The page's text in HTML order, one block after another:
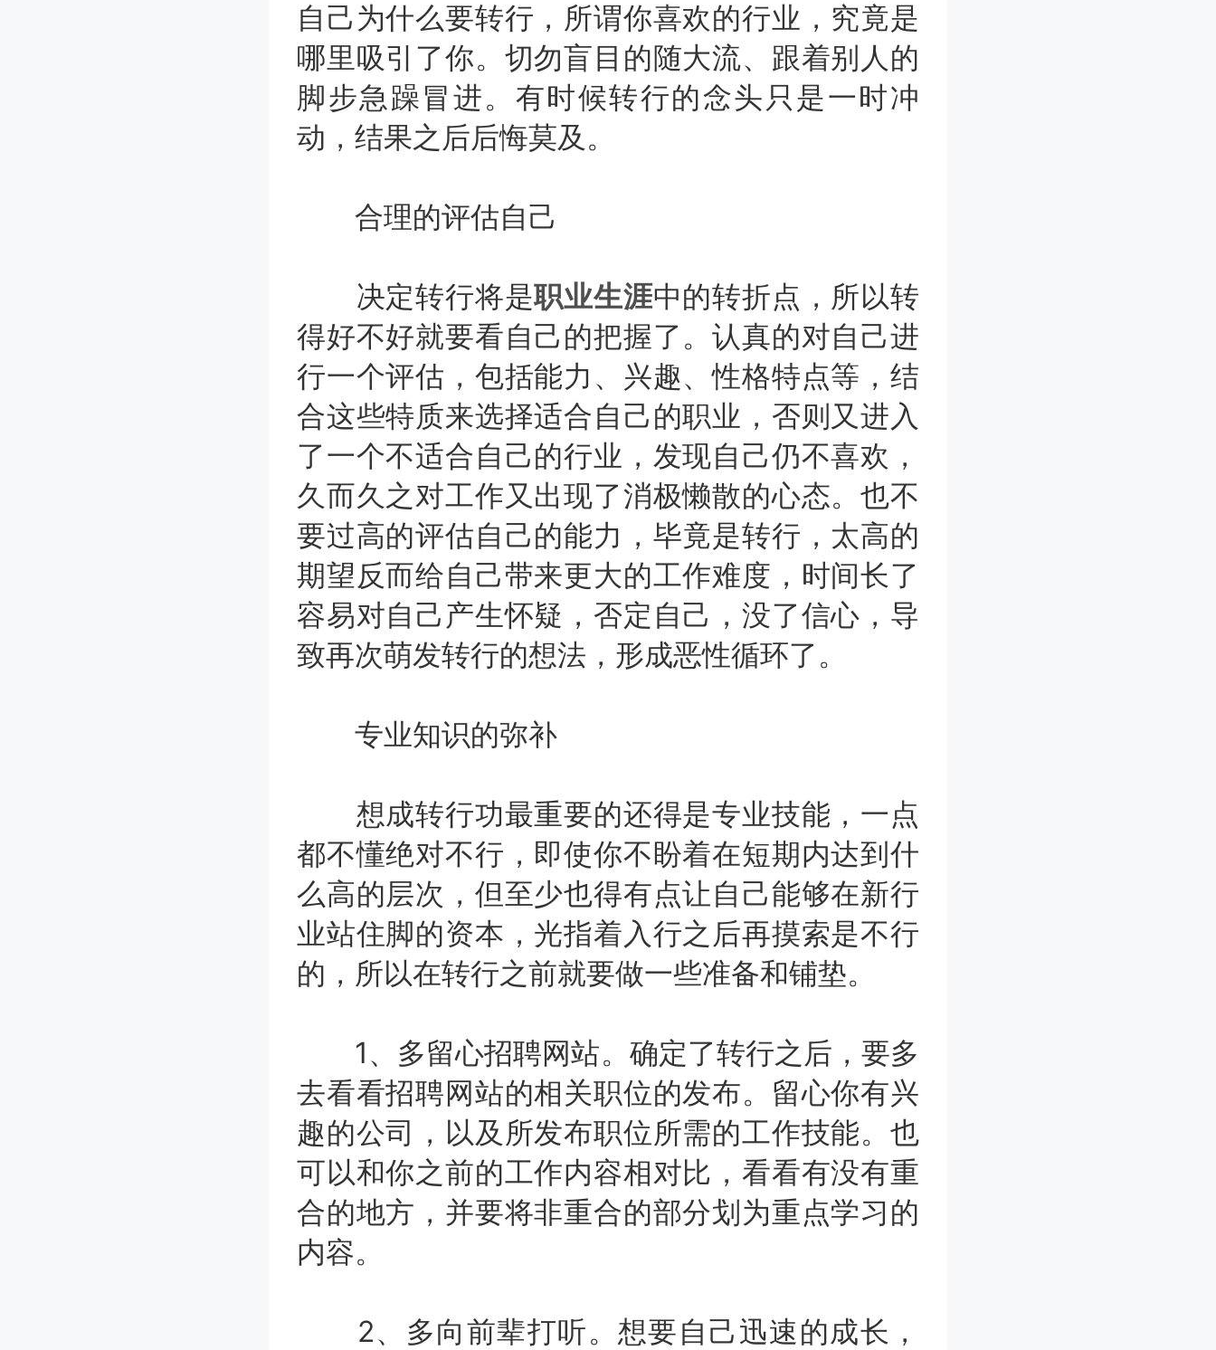
自己为什么要转行，所谓你喜欢的行业，究竟是
哪里吸引了你。切勿盲目的随大流、跟着别人的
脚步急躁冒进。有时候转行的念头只是一时冲
动，结果之后后悔莫及。
合理的评估自己
决定转行将是职业生涯中的转折点，所以转
得好不好就要看自己的把握了。认真的对自己进
行一个评估，包括能力、兴趣、性格特点等，结
合这些特质来选择适合自己的职业，否则又进入
了一个不适合自己的行业，发现自己仍不喜欢，
久而久之对工作又出现了消极懒散的心态。也不
要过高的评估自己的能力，毕竟是转行，太高的
期望反而给自己带来更大的工作难度，时间长了
容易对自己产生怀疑，否定自己，没了信心，导
致再次萌发转行的想法，形成恶性循环了。
专业知识的弥补
想成转行功最重要的还得是专业技能，一点
都不懂绝对不行，即使你不盼着在短期内达到什
么高的层次，但至少也得有点让自己能够在新行
业站住脚的资本，光指着入行之后再摸索是不行
的，所以在转行之前就要做一些准备和铺垫。
1、多留心招聘网站。确定了转行之后，要多
去看看招聘网站的相关职位的发布。留心你有兴
趣的公司，以及所发布职位所需的工作技能。也
可以和你之前的工作内容相对比，看看有没有重
合的地方，并要将非重合的部分划为重点学习的
内容。
2、多向前辈打听。想要自己迅速的成长，